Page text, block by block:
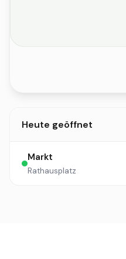
Heute geöffnet
Markt
Rathausplatz